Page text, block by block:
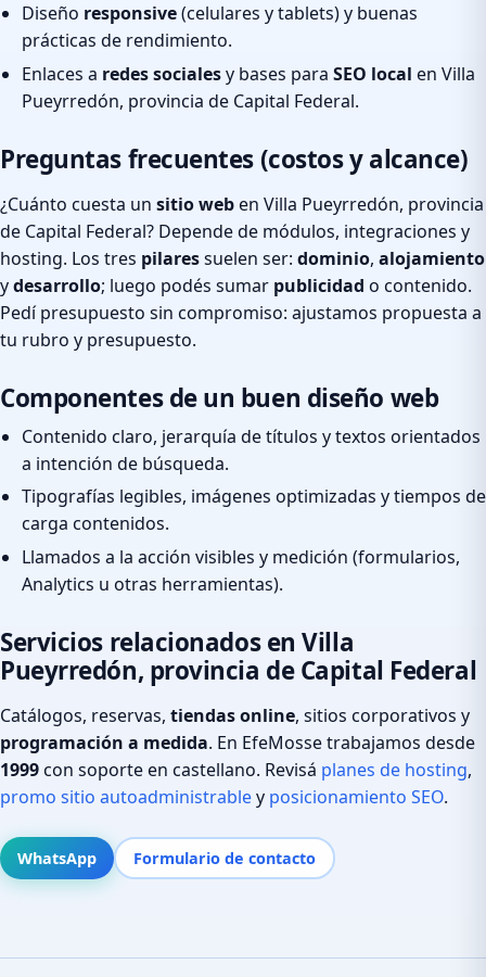
Diseño responsive(celulares y tablets) y buenas
prácticas de rendimiento.
Enlaces a redes socialesy bases para SEO local en Villa
Pueyrredón, provincia de Capital Federal.
Preguntas frecuentes (costos y alcance)
¿Cuánto cuesta un sitio weben Villa Pueyrredón, provincia
de Capital Federal? Depende de módulos, integraciones y
hosting. Los tres pilaressuelen ser: dominio, alojamiento
ydesarrollo; luego podés sumar publicidad o contenido.
Pedí presupuesto sin compromiso: ajustamos propuesta a
tu rubro y presupuesto.
Componentes de un buen diseño web
Contenido claro, jerarquía de títulos y textos orientados
a intención de búsqueda.
Tipografías legibles, imágenes optimizadas y tiempos de
carga contenidos.
Llamados a la acción visibles y medición (formularios,
Analytics u otras herramientas).
Servicios relacionados en Villa
Pueyrredón, provincia de Capital Federal
Catálogos, reservas, tiendas online, sitios corporativos y
programación a medida. En EfeMosse trabajamos desde
1999con soporte en castellano. Revisá planes de hosting,
promo sitio autoadministrabley posicionamiento SEO.
WhatsApp Formulario de contacto